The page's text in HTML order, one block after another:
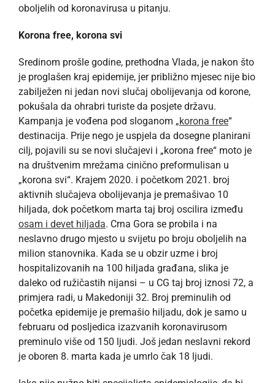
oboljelih od koronavirusa u pitanju.
Korona free, korona svi
Sredinom prošle godine, prethodna Vlada, je nakon što
je proglašen kraj epidemije, jer približno mjesec nije bio
zabilježen ni jedan novi slučaj obolijevanja od korone,
pokušala da ohrabri turiste da posjete državu.
Kampanja je vođena pod sloganom „korona free“
destinacija. Prije nego je uspjela da dosegne planirani
cilj, pojavili su se novi slučajevi i „korona free“ moto je
na društvenim mrežama cinično preformulisan u
„korona svi“. Krajem 2020. i početkom 2021. broj
aktivnih slučajeva obolijevanja je premašivao 10
hiljada, dok početkom marta taj broj oscilira između
osam i devet hiljada. Crna Gora se probila i na
neslavno drugo mjesto u svijetu po broju oboljelih na
milion stanovnika. Kada se u obzir uzme i broj
hospitalizovanih na 100 hiljada građana, slika je
daleko od ružičastih nijansi – u CG taj broj iznosi 72, a
primjera radi, u Makedoniji 32. Broj preminulih od
početka epidemije je premašio hiljadu, dok je samo u
februaru od posljedica izazvanih koronavirusom
preminulo više od 150 ljudi. Još jedan neslavni rekord
je oboren 8. marta kada je umrlo čak 18 ljudi.